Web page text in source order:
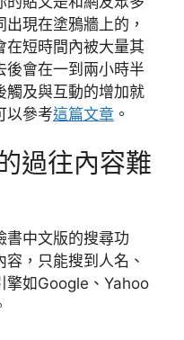
現在塗鴉牆上的，
在短時間內被大量其
後會在一到兩小時半
觸及與互動的增加就
以參考這篇文章 。
過往內容難
書中文版的搜尋功
，只能搜到人名、
擎如Google、Yahoo